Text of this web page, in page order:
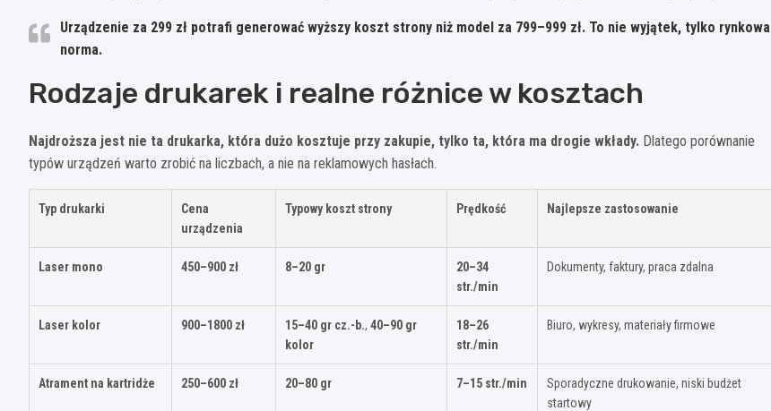
Urządzenie za 299 zł potrafi generować wyższy koszt strony niż model za 799–999 zł. To nie wyjątek, tylko rynkowa
norma.
Rodzaje drukarek i realne różnice w kosztach
Najdroższa jest nie ta drukarka, która dużo kosztuje przy zakupie, tylko ta, która ma drogie wkłady. Dlatego porównanie
typów urządzeń warto zrobić na liczbach, a nie na reklamowych hasłach.
Typ drukarki
Cena
urządzenia
Typowy koszt strony Prędkość Najlepsze zastosowanie
Laser mono 450–900 zł 8–20 gr
20–34
str./min
Dokumenty, faktury, praca zdalna
Laser kolor 900–1800 zł 15–40 gr cz.-b., 40–90 gr
kolor
18–26
str./min
Biuro, wykresy, materiały firmowe
Atrament na kartridże 250–600 zł 20–80 gr 7–15 str./min
Sporadyczne drukowanie, niski budżet
startowy